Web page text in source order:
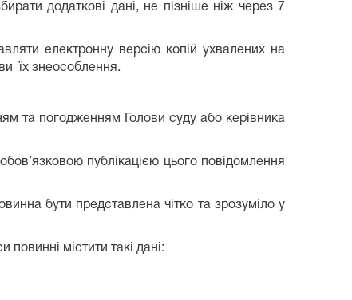
додаткові дані, не пізніше ніж через 7
електронну версію копій ухвалених на
їх знеособлення.
та погодженням Голови суду або керівника
публікацією цього повідомлення
бути представлена чітко та зрозуміло у
містити такі дані: